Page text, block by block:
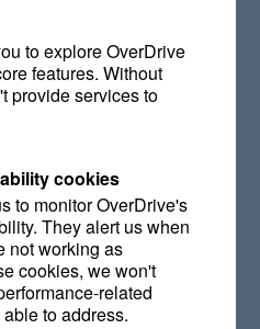
Bibliotheks-Lese-App
einem weltweit
Reading-Innovationen,
macht es Leserinnen und
und Hörbücher aus ihrer
PocketBook-Geräten zu
to explore OverDrive
features. Without
provide services to
cookies
to monitor OverDrive's
They alert us when
not working as
cookies, we won't
related
to address.